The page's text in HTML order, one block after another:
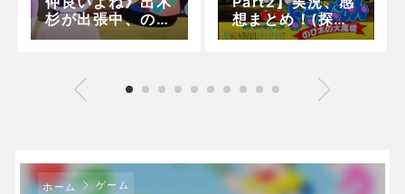
杉が出張中、のび
家に子供預けたり
ない？？
想まとめ！(探検2
日目～先取り約束
ホーム ゲーム